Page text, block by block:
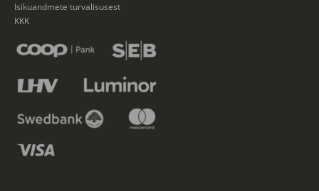
Isikuandmete turvalisusest
KKK